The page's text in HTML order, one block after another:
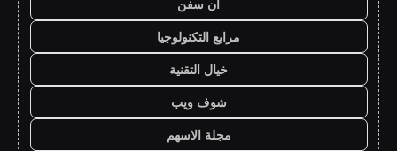
ان سفن
مرابع التكنولوجيا
خيال التقنية
شوف ويب
مجلة الاسهم